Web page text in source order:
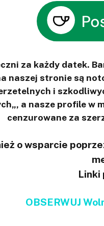
za każdy datek.
naszej stronie są
i
a nasze profile w
cenzurowane za
o wsparcie
Linki
OBSERWUJ